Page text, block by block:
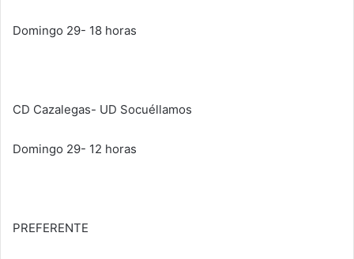
Domingo 29- 18 horas
CD Cazalegas- UD Socuéllamos
Domingo 29- 12 horas
PREFERENTE